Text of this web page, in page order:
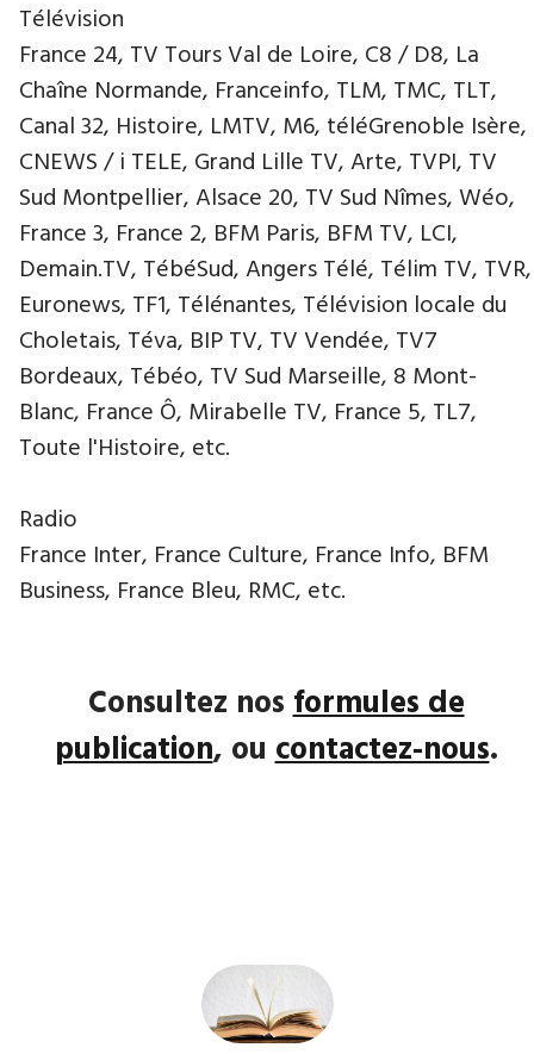
Télévision
France 24, TV Tours Val de Loire, C8 / D8, La
Chaîne Normande, Franceinfo, TLM, TMC, TLT,
Canal 32, Histoire, LMTV, M6, téléGrenoble Isère,
CNEWS / i TELE, Grand Lille TV, Arte, TVPI, TV
Sud Montpellier, Alsace 20, TV Sud Nîmes, Wéo,
France 3, France 2, BFM Paris, BFM TV, LCI,
Demain.TV, TébéSud, Angers Télé, Télim TV, TVR,
Euronews, TF1, Télénantes, Télévision locale du
Choletais, Téva, BIP TV, TV Vendée, TV7
Bordeaux, Tébéo, TV Sud Marseille, 8 Mont-
Blanc, France Ô, Mirabelle TV, France 5, TL7,
Toute l'Histoire, etc.
Radio
France Inter, France Culture, France Info, BFM
Business, France Bleu, RMC, etc.
Consultez nosformules de
publication, oucontactez-nous.